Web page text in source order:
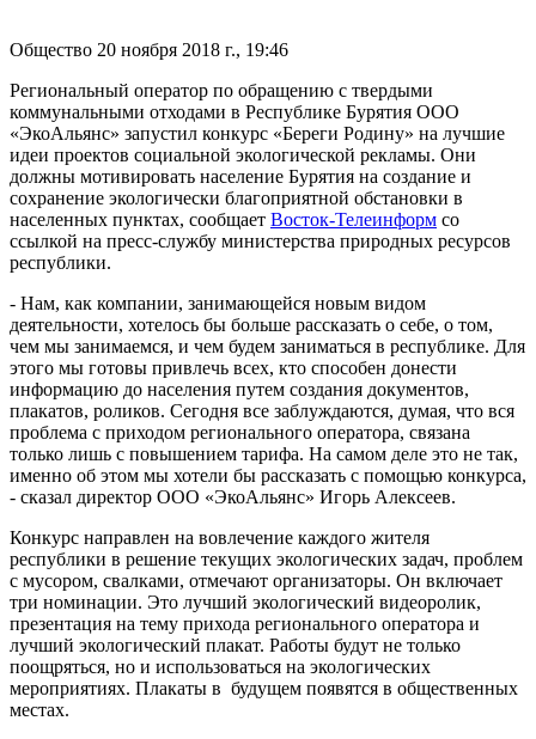
Общество 20 ноября 2018 г., 19:46
Региональный оператор по обращению с твердыми
коммунальными отходами в Республике Бурятия ООО
«ЭкоАльянс» запустил конкурс «Береги Родину» на лучшие
идеи проектов социальной экологической рекламы. Они
должны мотивировать население Бурятия на создание и
сохранение экологически благоприятной обстановки в
населенных пунктах, сообщает Восток-Телеинформ со
ссылкой на пресс-службу министерства природных ресурсов
республики.
- Нам, как компании, занимающейся новым видом
деятельности, хотелось бы больше рассказать о себе, о том,
чем мы занимаемся, и чем будем заниматься в республике. Для
этого мы готовы привлечь всех, кто способен донести
информацию до населения путем создания документов,
плакатов, роликов. Сегодня все заблуждаются, думая, что вся
проблема с приходом регионального оператора, связана
только лишь с повышением тарифа. На самом деле это не так,
именно об этом мы хотели бы рассказать с помощью конкурса,
- сказал директор ООО «ЭкоАльянс» Игорь Алексеев.
Конкурс направлен на вовлечение каждого жителя
республики в решение текущих экологических задач, проблем
с мусором, свалками, отмечают организаторы. Он включает
три номинации. Это лучший экологический видеоролик,
презентация на тему прихода регионального оператора и
лучший экологический плакат. Работы будут не только
поощряться, но и использоваться на экологических
мероприятиях. Плакаты в будущем появятся в общественных
местах.